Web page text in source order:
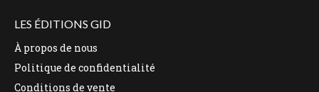
LES ÉDITIONS GID
À propos de nous
Politique de confidentialité
Conditions de vente